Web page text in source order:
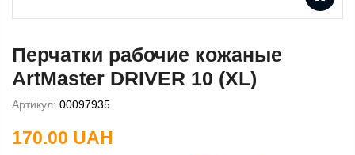
Перчатки рабочие кожаные
ArtMaster DRIVER 10 (XL)
Артикул: 00097935
170.00 UAH